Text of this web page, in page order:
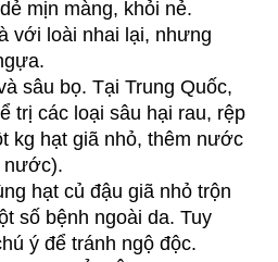
mịn màng, khỏi nẻ.
với loài nhai lại, nhưng
sâu bọ. Tại Trung Quốc,
trị các loại sâu hại rau, rệp
kg hạt giã nhỏ, thêm nước
nước).
hạt củ đậu giã nhỏ trộn
số bệnh ngoài da. Tuy
ý để tránh ngộ độc.